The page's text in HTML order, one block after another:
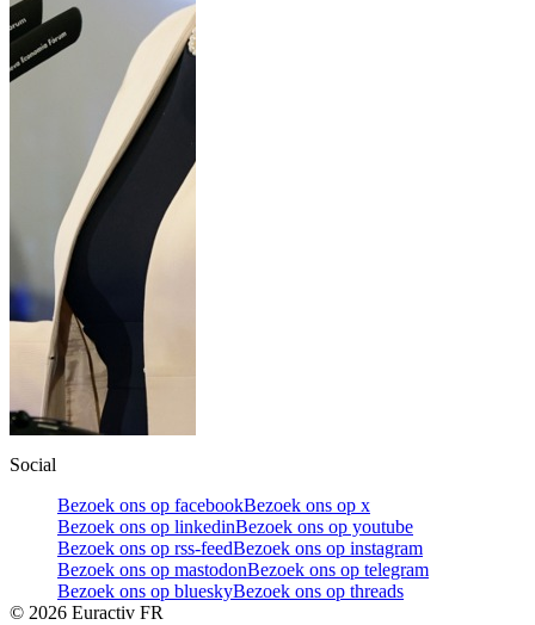
Social
Bezoek ons op facebookBezoek ons op x
Bezoek ons op linkedinBezoek ons op youtube
Bezoek ons op rss-feedBezoek ons op instagram
Bezoek ons op mastodonBezoek ons op telegram
Bezoek ons op blueskyBezoek ons op threads
© 2026 Euractiv FR